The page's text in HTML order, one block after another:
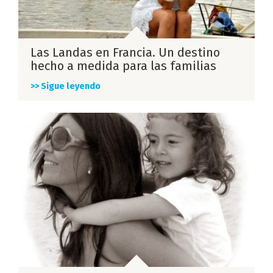
Las Landas en Francia. Un destino
hecho a medida para las familias
>> Sigue leyendo